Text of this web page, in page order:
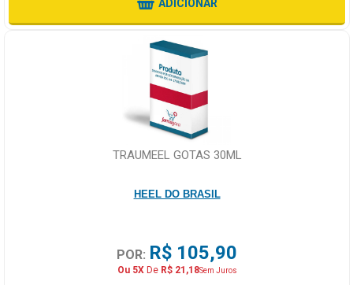
ADICIONAR
TRAUMEEL GOTAS 30ML
HEEL DO BRASIL
POR: R$ 105,90
Ou 5XDe R$ 21,18Sem Juros